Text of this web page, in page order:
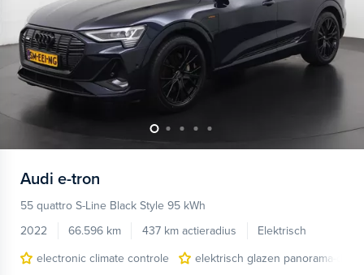
Audi e-tron
55 quattro S-Line Black Style 95 kWh
2022
66.596 km 437 km actieradius
Elektrisch
electronic climate controle
elektrisch glazen panorama-dak